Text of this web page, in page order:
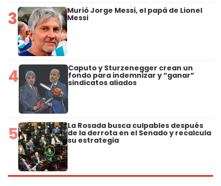
3 Murió Jorge Messi, el papá de Lionel
Messi
4 Caputo y Sturzenegger crean un
fondo para indemnizar y “ganar”
sindicatos aliados
5 La Rosada busca culpables después
de la derrota en el Senado y recalcula
su estrategia